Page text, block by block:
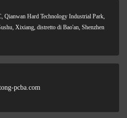
Qianwan Hard Technology Industrial Park,
Xixiang, distretto di Bao'an, Shenzhen
pcba.com